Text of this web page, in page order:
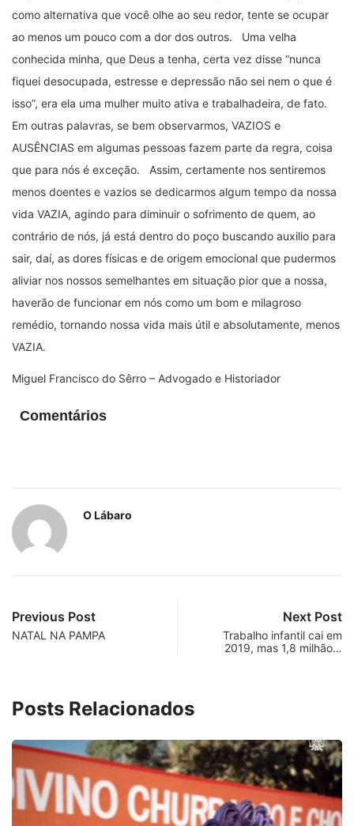
como alternativa que você olhe ao seu redor, tente se ocupar
ao menos um pouco com a dor dos outros. Uma velha
conhecida minha, que Deus a tenha, certa vez disse “nunca
fiquei desocupada, estresse e depressão não sei nem o que é
isso”, era ela uma mulher muito ativa e trabalhadeira, de fato.
Em outras palavras, se bem observarmos, VAZIOS e
AUSÊNCIAS em algumas pessoas fazem parte da regra, coisa
que para nós é exceção. Assim, certamente nos sentiremos
menos doentes e vazios se dedicarmos algum tempo da nossa
vida VAZIA, agindo para diminuir o sofrimento de quem, ao
contrário de nós, já está dentro do poço buscando auxilio para
sair, daí, as dores físicas e de origem emocional que pudermos
aliviar nos nossos semelhantes em situação pior que a nossa,
haverão de funcionar em nós como um bom e milagroso
remédio, tornando nossa vida mais útil e absolutamente, menos
VAZIA.
Miguel Francisco do Sêrro – Advogado e Historiador
Comentários
O Lábaro
Previous Post
NATAL NA PAMPA
Next Post
Trabalho infantil cai em
2019, mas 1,8 milhão…
Posts Relacionados